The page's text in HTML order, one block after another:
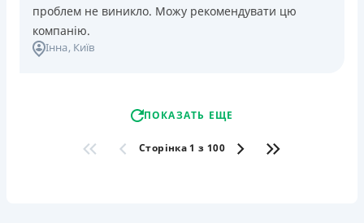
проблем не виникло. Можу рекомендувати цю
компанію.
Інна, Київ
ПОКАЗАТЬ ЕЩЕ
Сторінка 1 з 100